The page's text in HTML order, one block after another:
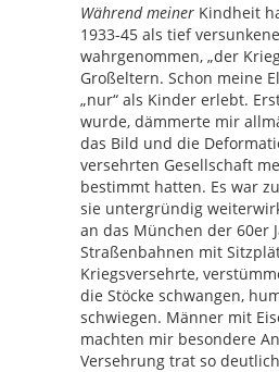
Während meiner Kindheit
1933-45 als tief
wahrgenommen, „der
Großeltern. Schon meine
„nur“ als Kinder erlebt.
wurde, dämmerte mir
das Bild und die
versehrten Gesellschaft
bestimmt hatten. Es war
sie untergründig
an das München der 60er
Straßenbahnen mit
Kriegsversehrte,
die Stöcke schwangen,
schwiegen. Männer mit
machten mir besondere
Versehrung trat so